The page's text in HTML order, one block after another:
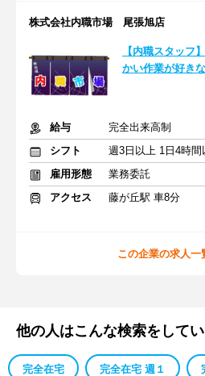
株式会社内職市場 尾張旭店
【内職スタッフ
かい作業が好き
給与
完全出来高制
シフト
雇用形態
業務委託
アクセス
藤が丘駅 車8分
この企業の求人一
他の人はこんな検索をして
完全在宅 完全在宅 週１